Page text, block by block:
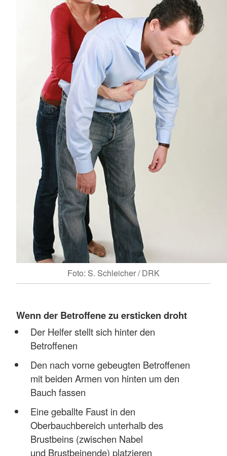
Foto: S. Schleicher / DRK
Wenn der Betroffene zu ersticken droht
Der Helfer stellt sich hinter den
Betroffenen
Den nach vorne gebeugten Betroffenen
mit beiden Armen von hinten um den
Bauch fassen
Eine geballte Faust in den
Oberbauchbereich unterhalb des
Brustbeins (zwischen Nabel
und Brustbeinende) platzieren